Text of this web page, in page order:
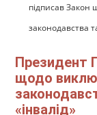
підписав Закон
законодавства
Президент
щодо
«інвалід»